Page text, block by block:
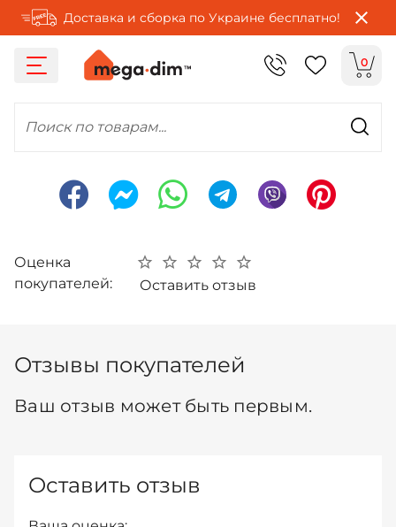
Доставка и сборка по Украине бесплатно!
0
Поиск по товарам...
Оценка
покупателей:
Оставить отзыв
Отзывы покупателей
Ваш отзыв может быть первым.
Оставить отзыв